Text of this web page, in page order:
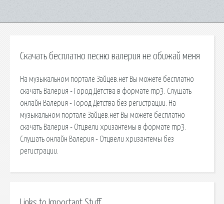
Скачать бесплатно песню валерия не обижай меня
На музыкальном портале Зайцев.нет Вы можете бесплатно
скачать Валерия - Город Детства в формате mp3. Слушать
онлайн Валерия - Город Детства без регистрации. На
музыкальном портале Зайцев.нет Вы можете бесплатно
скачать Валерия - Отцвели хризантемы в формате mp3.
Слушать онлайн Валерия - Отцвели хризантемы без
регистрации.